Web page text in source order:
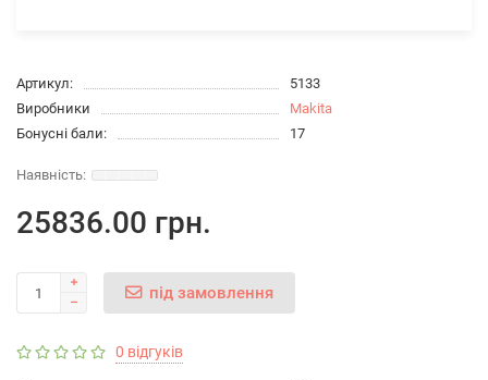
Артикул:
5133
Виробники
Makita
Бонусні бали:
17
25836.00 грн.
під замовлення
0 відгуків